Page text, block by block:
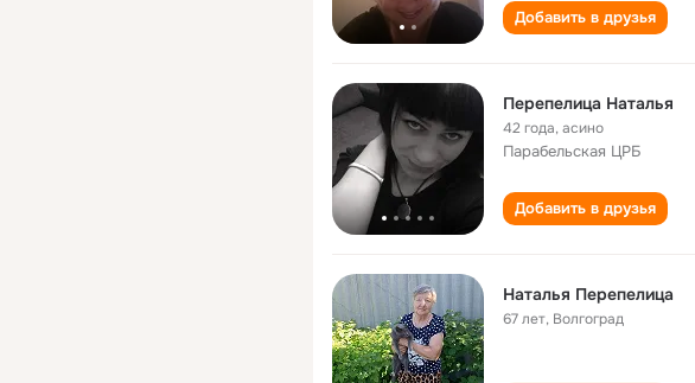
Добавить в друзья
Перепелица Наталья
42 года,асино
Парабельская ЦРБ
Добавить в друзья
Наталья Перепелица
67 лет, Волгоград